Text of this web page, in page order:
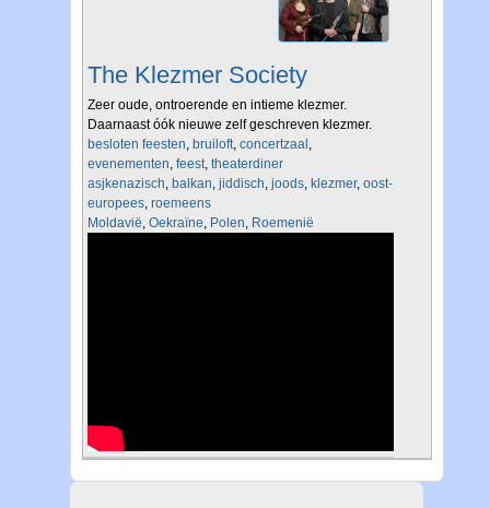
The Klezmer Society
Zeer oude, ontroerende en intieme klezmer.
Daarnaast óók nieuwe zelf geschreven klezmer.
besloten feesten, bruiloft, concertzaal ,
evenementen, feest, theaterdiner
asjkenazisch, balkan, jiddisch, joods, klezmer, oost-
europees, roemeens
Moldavië, Oekraïne, Polen, Roemenië